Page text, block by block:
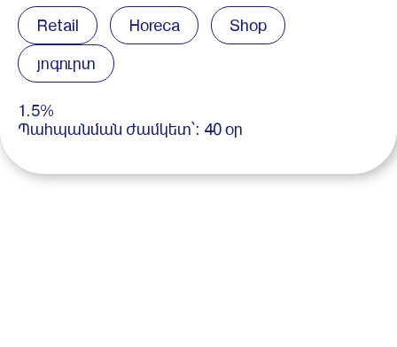
Retail Horeca Shop
յոգուրտ
1.5%
Պահպանման ժամկետ՝: 40 օր